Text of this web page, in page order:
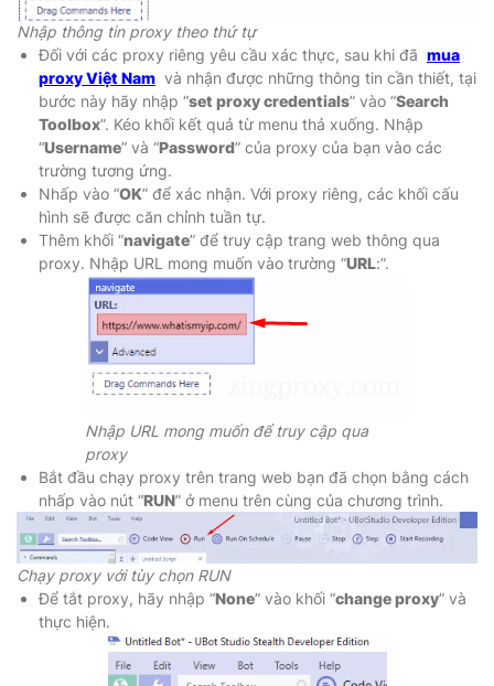
Nhập thông tin proxy theo thứ tự
Đối với các proxy riêng yêu cầu xác thực, sau khi đã mua
proxy Việt Nam và nhận được những thông tin cần thiết, tại
bước này hãy nhập “set proxy credentials” vào “Search
Toolbox”. Kéo khối kết quả từ menu thả xuống. Nhập
“Username” và “Password” của proxy của bạn vào các
trường tương ứng.
Nhấp vào “OK” để xác nhận. Với proxy riêng, các khối cấu
hình sẽ được căn chỉnh tuần tự.
Thêm khối “navigate” để truy cập trang web thông qua
proxy. Nhập URL mong muốn vào trường “URL:”.
Nhập URL mong muốn để truy cập qua
proxy
Bắt đầu chạy proxy trên trang web bạn đã chọn bằng cách
nhấp vào nút “RUN” ở menu trên cùng của chương trình.
Chạy proxy với tùy chọn RUN
Để tắt proxy, hãy nhập “None” vào khối “change proxy” và
thực hiện.